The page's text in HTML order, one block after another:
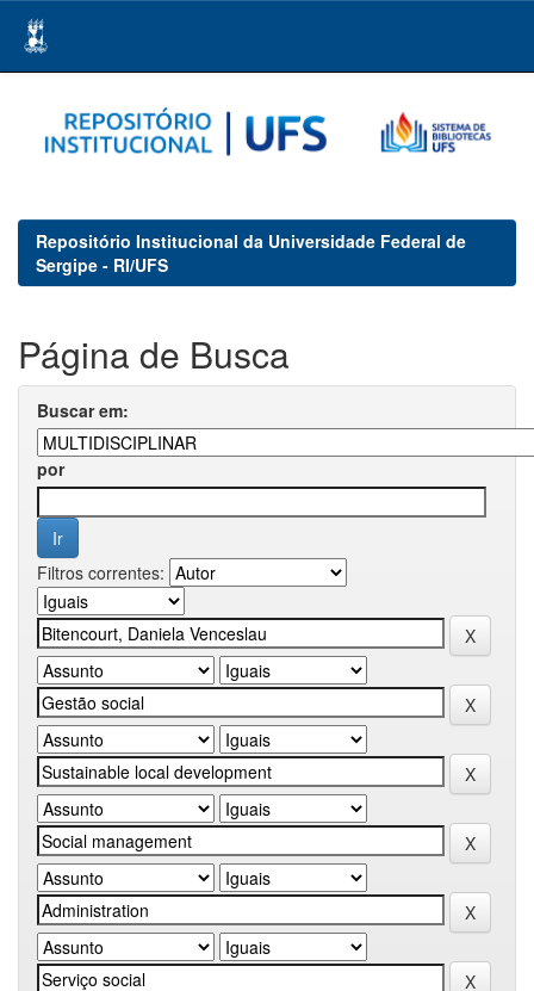
navigation
Repositório Institucional da Universidade Federal de
Sergipe - RI/UFS
Página de Busca
Buscar em:
por
Filtros correntes: